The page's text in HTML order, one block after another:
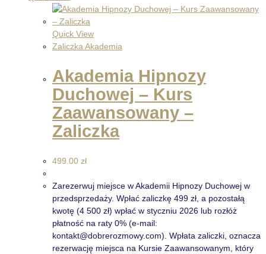
Quick View
Zaliczka Akademia
Akademia Hipnozy
Duchowej – Kurs
Zaawansowany –
Zaliczka
499.00 zł
Zarezerwuj miejsce w Akademii Hipnozy Duchowej w
przedsprzedaży. Wpłać zaliczkę 499 zł, a pozostałą
kwotę (4 500 zł) wpłać w styczniu 2026 lub rozłóż
płatność na raty 0% (e-mail:
kontakt@dobrerozmowy.com). Wpłata zaliczki, oznacza
rezerwację miejsca na Kursie Zaawansowanym, który